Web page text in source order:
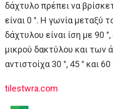
δάχτυλο πρέπει να
είναι 0 °. Η γωνία μεταξύ
δάχτυλου είναι ίση με 90
μικρού δακτύλου και των
αντιστοίχα 30 °, 45 ° και 60
tilestwra.com